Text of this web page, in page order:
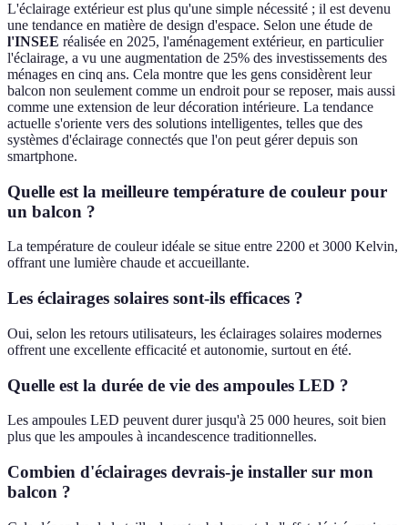
L'éclairage extérieur est plus qu'une simple nécessité ; il est devenu
une tendance en matière de design d'espace. Selon une étude de
l'INSEE réalisée en 2025, l'aménagement extérieur, en particulier
l'éclairage, a vu une augmentation de 25% des investissements des
ménages en cinq ans. Cela montre que les gens considèrent leur
balcon non seulement comme un endroit pour se reposer, mais aussi
comme une extension de leur décoration intérieure. La tendance
actuelle s'oriente vers des solutions intelligentes, telles que des
systèmes d'éclairage connectés que l'on peut gérer depuis son
smartphone.
Quelle est la meilleure température de couleur pour
un balcon ?
La température de couleur idéale se situe entre 2200 et 3000 Kelvin,
offrant une lumière chaude et accueillante.
Les éclairages solaires sont-ils efficaces ?
Oui, selon les retours utilisateurs, les éclairages solaires modernes
offrent une excellente efficacité et autonomie, surtout en été.
Quelle est la durée de vie des ampoules LED ?
Les ampoules LED peuvent durer jusqu'à 25 000 heures, soit bien
plus que les ampoules à incandescence traditionnelles.
Combien d'éclairages devrais-je installer sur mon
balcon ?